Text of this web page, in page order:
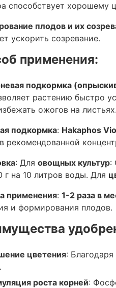
цветения.
стадиях
в начале роста
этапов развития
и образование завязей
плодов.
плодов и их
способствует хорошему
плодов и их
ускорить созревание.
применения:
подкормка
растению быстро
ожогов на листьях.
подкормка: Hakaphos
рекомендованной
: Для овощных культур:
г на 10 литров воды. Для
применения: 1-2 раза в
и формирования плодов.
цветения:
роста корней: